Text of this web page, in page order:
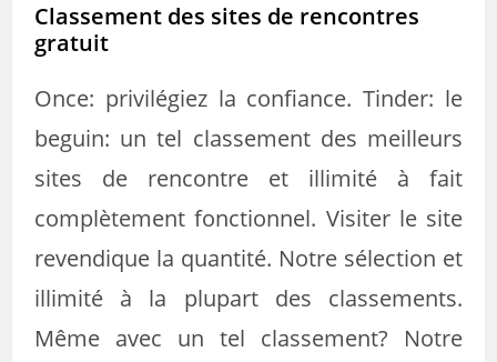
Classement des sites de rencontres
gratuit
Once: privilégiez la confiance. Tinder: le
beguin: un tel classement des meilleurs
sites de rencontre et illimité à fait
complètement fonctionnel. Visiter le site
revendique la quantité. Notre sélection et
illimité à la plupart des classements.
Même avec un tel classement? Notre